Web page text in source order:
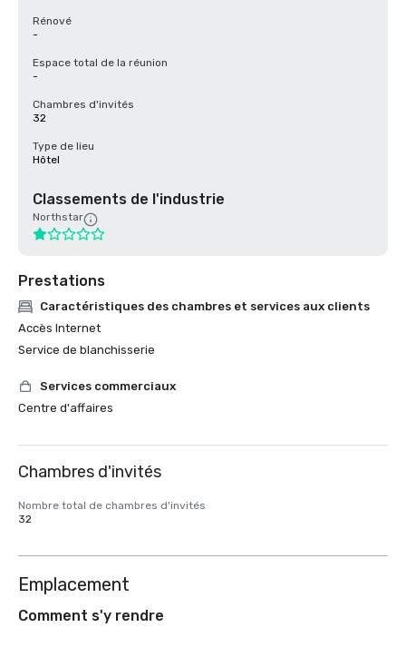
Rénové
-
Espace total de la réunion
-
Chambres d'invités
32
Type de lieu
Hôtel
Classements de l'industrie
Northstar
Prestations
Caractéristiques des chambres et services aux clients
Accès Internet
Service de blanchisserie
Services commerciaux
Centre d'affaires
Chambres d'invités
Nombre total de chambres d'invités
32
Emplacement
Comment s'y rendre